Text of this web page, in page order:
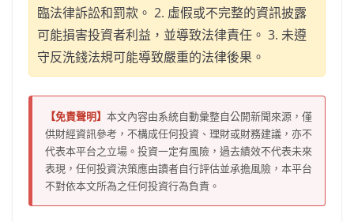
臨法律訴訟和罰款。 2. 虛假或不完整的資訊披露
可能損害投資者利益，並導致法律責任。 3. 未遵
守反洗錢法規可能導致嚴重的法律後果。
【免責聲明】 本文內容由系統自動彙整自公開新聞來源，僅
供財經資訊參考，不構成任何投資、理財或財務建議，亦不
代表本平台之立場。投資一定有風險，過去績效不代表未來
表現，任何投資決策應由讀者自行評估並承擔風險，本平台
不對依本文所為之任何投資行為負責。